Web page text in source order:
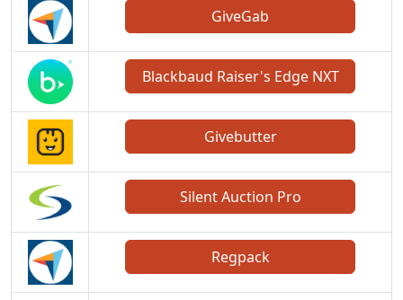
GiveGab
Blackbaud Raiser's Edge NXT
Givebutter
Silent Auction Pro
Regpack